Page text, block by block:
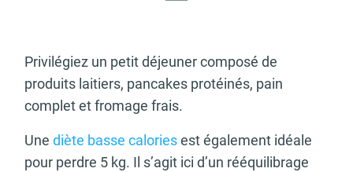
Privilégiez un petit déjeuner composé de
produits laitiers, pancakes protéinés, pain
complet et fromage frais.
Une diète basse caloriesest également idéale
pour perdre 5 kg. Il s’agit ici d’un rééquilibrage